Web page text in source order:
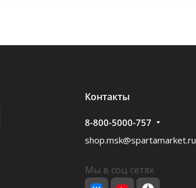
Контакты
8-800-5000-757
shop.msk@spartamarket.ru
Мы в соц сетях